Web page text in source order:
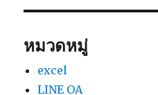
หมวดหมู่
excel
LINE OA